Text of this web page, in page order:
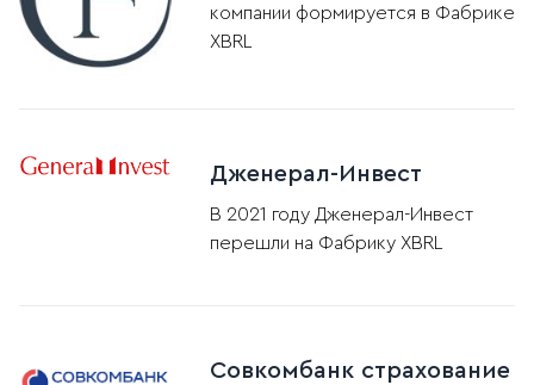
компании формируется в Фабрике
XBRL
Дженерал-Инвест
В 2021 году Дженерал-Инвест
перешли на Фабрику XBRL
Совкомбанк страхование